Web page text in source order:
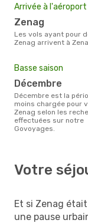
Arrivée à l'aéroport
Zenag
Les vols ayant pour destination
Zenag arrivent à
Basse saison
décembre
décembre est la période la
moins chargée pour
Zenag selon les
effectuées sur notre
Govoyages.
Votre
Et si Zenag
une pause